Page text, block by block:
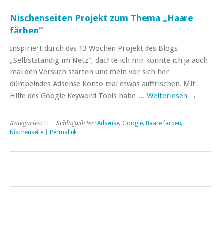
Nischenseiten Projekt zum Thema „Haare
färben“
Inspiriert durch das 13 Wochen Projekt des Blogs
„Selbstständig im Netz“, dachte ich mir könnte ich ja auch
mal den Versuch starten und mein vor sich her
dümpelndes Adsense Konto mal etwas auffrischen. Mit
Hilfe des Google Keyword Tools habe … Weiterlesen →
Kategorien: IT | Schlagwörter: Adsense, Google, Haare färben,
Nischenseite
Permalink